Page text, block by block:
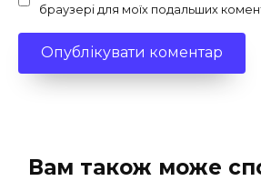
браузері для моїх подальших
Вам також може